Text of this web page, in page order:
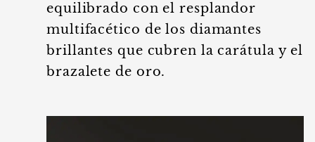
equilibrado con el resplandor
multifacético de los diamantes
brillantes que cubren la carátula y el
brazalete de oro.